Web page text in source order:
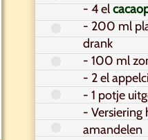
- 4 el
- 200 ml
drank
- 100 ml
- 2 el
- 1 potje
- Versiering
amandelen